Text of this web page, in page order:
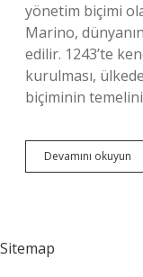
yönetim biçimi
Marino,
edilir. 1243’te
kurulması,
biçiminin
Devamını okuyun
En
Sitemap